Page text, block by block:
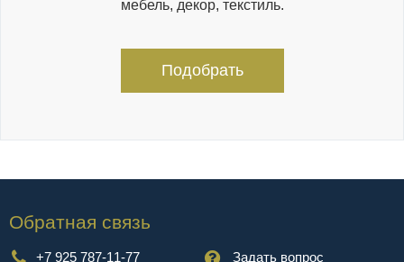
мебель, декор, текстиль.
Подобрать
Обратная связь
+7 925 787-11-77 Задать вопрос